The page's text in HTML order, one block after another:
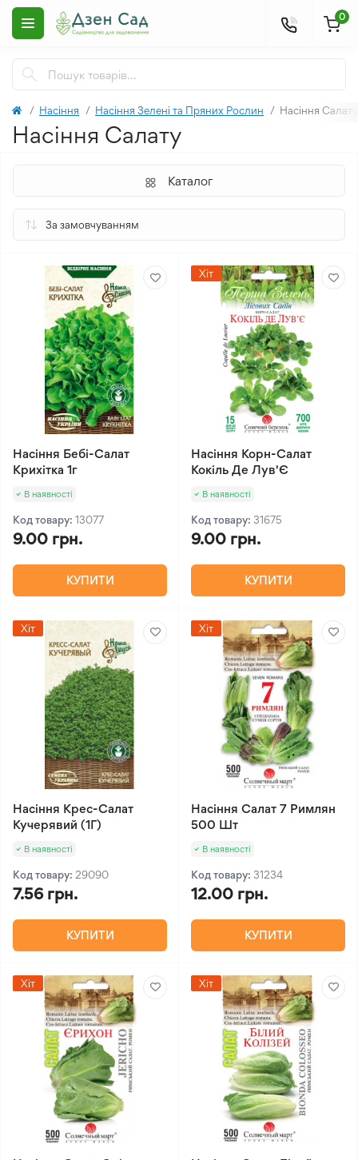
0
Насіння Насіння Зелені та Пряних Рослин Насіння Салату
Насіння Салату
Каталог
Насіння Бебі-Салат
Крихітка 1г
В наявності
Код товару: 13077
9.00 грн.
КУПИТИ
Хіт
Насіння Корн-Салат
Кокіль Де Лув'Є
В наявності
Код товару: 31675
9.00 грн.
КУПИТИ
Хіт
Насіння Крес-Салат
Кучерявий (1Г)
В наявності
Код товару: 29090
7.56 грн.
КУПИТИ
Хіт
Насіння Салат 7 Римлян
500 Шт
В наявності
Код товару: 31234
12.00 грн.
КУПИТИ
Хіт Хіт